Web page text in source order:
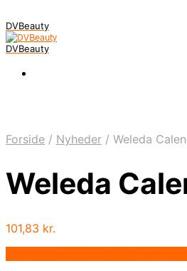
DVBeauty
DVBeauty
Forside / Nyheder / Weleda
Weleda
101,83 kr.